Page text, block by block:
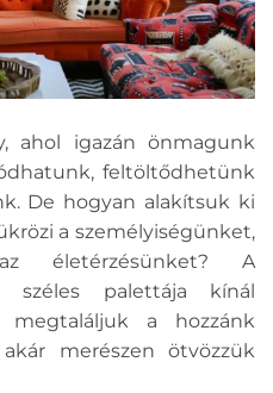
ahol igazán önmagunk
feltöltődhetünk
De hogyan alakítsuk ki
a személyiségünket,
életérzésünket? A
széles palettája kínál
megtaláljuk a hozzánk
merészen ötvözzük